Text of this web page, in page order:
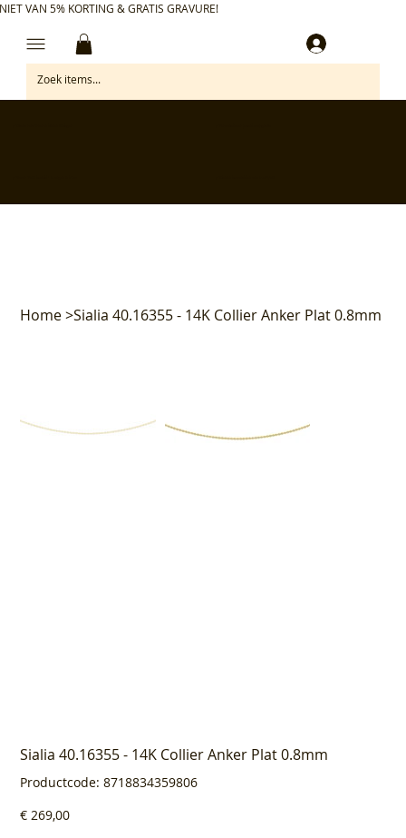
VAN 5% KORTING & GRATIS GRAVURE!
Home>Sialia 40.16355 - 14K Collier Anker Plat 0.8mm
Sialia 40.16355 - 14K Collier Anker Plat 0.8mm
Productcode: Productcode
8718834359806
8718834359806
Prijs
€ 269,00